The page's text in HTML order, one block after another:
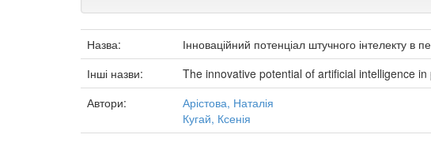
Назва:
Інноваційний потенціал штучного інтелекту в
Інші назви:
The innovative potential of artificial intelligence
Автори:
Арістова, Наталія
Кугай, Ксенія